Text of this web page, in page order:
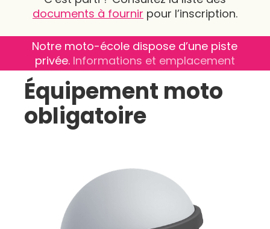
documents à fournir pour l’inscription.
Notre moto-école dispose d’une piste
privée. Informations et emplacement
Équipement moto
obligatoire